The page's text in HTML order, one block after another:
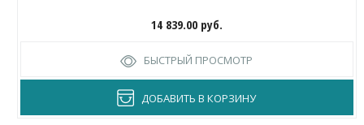
14 839.00 руб.
БЫСТРЫЙ ПРОСМОТР
ДОБАВИТЬ В КОРЗИНУ